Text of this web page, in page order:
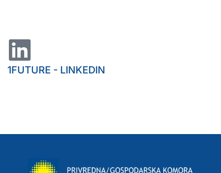
1FUTURE - LINKEDIN